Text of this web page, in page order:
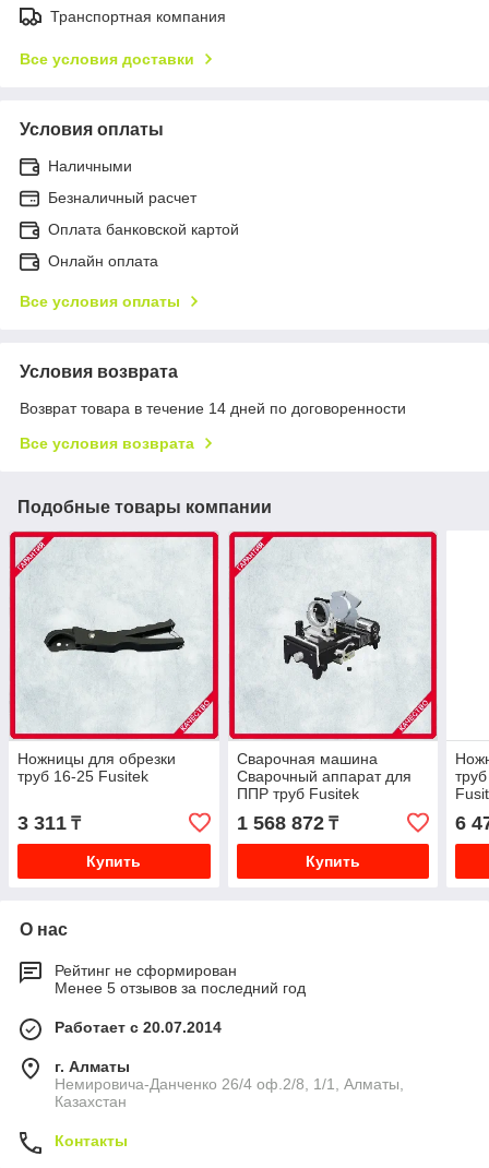
Транспортная компания
Все условия доставки
Условия оплаты
Наличными
Безналичный расчет
Оплата банковской картой
Онлайн оплата
Все условия оплаты
Условия возврата
Возврат товара в течение 14 дней по договоренности
Все условия возврата
Подобные товары компании
Ножницы для обрезки
труб 16-25 Fusitek
3 311 ₸
Купить
Сварочная машина
Сварочный аппарат для
ППР труб Fusitek
1 568 872₸
Купить
6
О нас
Рейтинг не сформирован
Менее 5 отзывов за последний год
Работает с 20.07.2014
г. Алматы
Немировича-Данченко 26/4 оф.2/8, 1/1, Алматы,
Казахстан
Контакты